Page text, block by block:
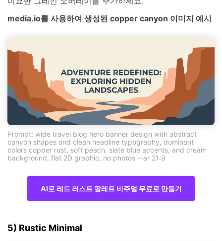
media.io를 사용하여 생성된 copper canyon 이미지 예시
Prompt: wide travel blog hero banner design with abstract
canyon shapes and clean headline typography, dominant
colors copper rust, soft peach, slate blue accents, and cream
background, flat 2D graphic, no photos --ar 21:9
AI로 레드 러스트 팔레트 비주얼 무료로 만들기
5) Rustic Minimal